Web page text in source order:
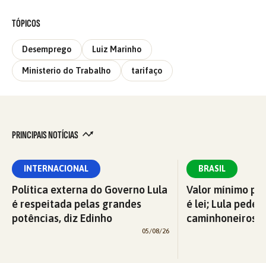
TÓPICOS
Desemprego Luiz Marinho
Ministerio do Trabalho tarifaço
PRINCIPAIS NOTÍCIAS
INTERNACIONAL
Política externa do Governo Lula
é respeitada pelas grandes
potências, diz Edinho
05/08/26
BRASIL
Valor mínimo
é lei; Lula pede
caminhoneiros